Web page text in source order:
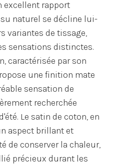
excellent rapport
naturel se décline lui-
variantes de tissage,
sensations distinctes.
caractérisée par son
une finition mate
sensation de
recherchée
Le satin de coton, en
aspect brillant et
de conserver la chaleur,
précieux durant les